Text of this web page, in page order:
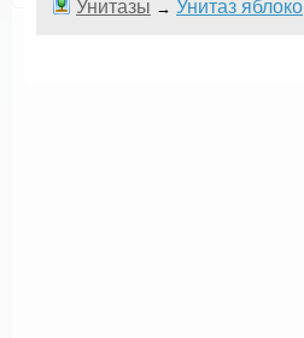
Унитазы → Унитаз яблоко